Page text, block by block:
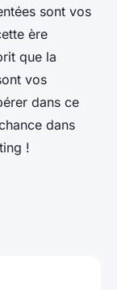
sont vos
ère
que la
vos
dans ce
dans
!